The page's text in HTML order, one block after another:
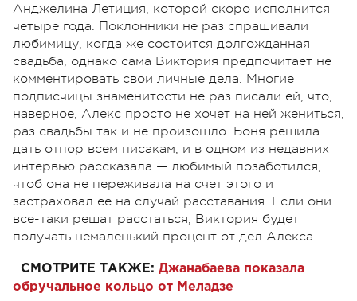
Анджелина Летиция, которой скоро исполнится
четыре года. Поклонники не раз спрашивали
любимицу, когда же состоится долгожданная
свадьба, однако сама Виктория предпочитает не
комментировать свои личные дела. Многие
подписчицы знаменитости не раз писали ей, что,
наверное, Алекс просто не хочет на ней жениться,
раз свадьбы так и не произошло. Боня решила
дать отпор всем писакам, и в одном из недавних
интервью рассказала — любимый позаботился,
чтоб она не переживала на счет этого и
застраховал ее на случай расставания. Если они
все-таки решат расстаться, Виктория будет
получать немаленький процент от дел Алекса.
СМОТРИТЕ ТАКЖЕ: Джанабаева показала
обручальное кольцо от Меладзе